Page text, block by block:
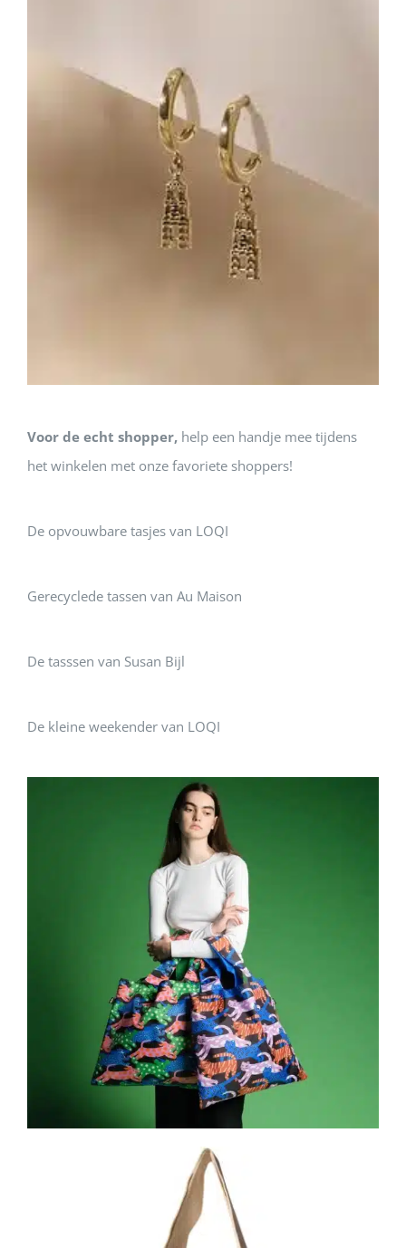
Voor de echt shopper, help een handje mee tijdens
het winkelen met onze favoriete shoppers!
De opvouwbare tasjes van LOQI
Gerecyclede tassen van Au Maison
De tasssen van Susan Bijl
De kleine weekender van LOQI